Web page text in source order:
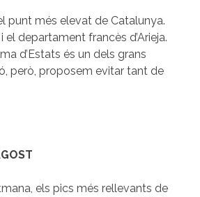
punt més elevat de Catalunya.
departament francès d’Arieja.
d’Estats és un dels grans
però, proposem evitar tant de
els pics més rellevants de